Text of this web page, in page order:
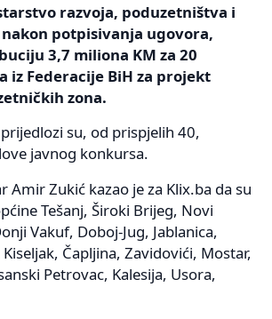
razvoja, poduzetništva i
potpisivanja ugovora,
3,7 miliona KM za 20
iz Federacije BiH za projekt
zona.
su, od prispjelih 40,
javnog konkursa.
Amir Zukić kazao je za Klix.ba da su
Tešanj, Široki Brijeg, Novi
Vakuf, Doboj-Jug, Jablanica,
Čapljina, Zavidovići, Mostar,
Petrovac, Kalesija, Usora,